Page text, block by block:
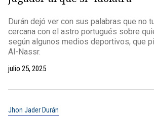
Durán dejó ver con sus palabras que no
cercana con el astro portugués sobre
según algunos medios deportivos, que
Al-Nassr.
julio 25, 2025
Jhon Jader Durán